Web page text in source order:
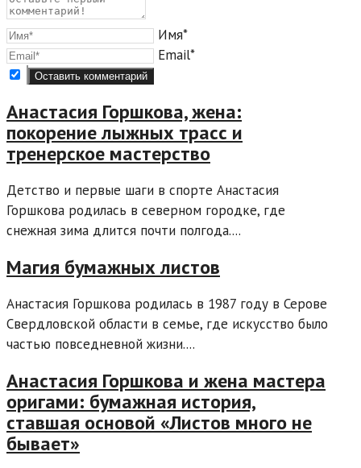
Имя*
Email*
Анастасия Горшкова, жена:
покорение лыжных трасс и
тренерское мастерство
Детство и первые шаги в спорте Анастасия
Горшкова родилась в северном городке, где
снежная зима длится почти полгода....
Магия бумажных листов
Анастасия Горшкова родилась в 1987 году в Серове
Свердловской области в семье, где искусство было
частью повседневной жизни....
Анастасия Горшкова и жена мастера
оригами: бумажная история,
ставшая основой «Листов много не
бывает»